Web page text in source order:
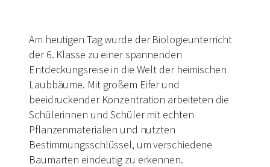
Am heutigen Tag wurde der Biologieunterricht
der 6. Klasse zu einer spannenden
Entdeckungsreise in die Welt der heimischen
Laubbäume. Mit großem Eifer und
beeidruckender Konzentration arbeiteten die
Schülerinnen und Schüler mit echten
Pflanzenmaterialien und nutzten
Bestimmungsschlüssel, um verschiedene
Baumarten eindeutig zu erkennen.